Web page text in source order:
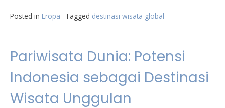
Posted in Eropa Tagged destinasi wisata global
Pariwisata Dunia: Potensi
Indonesia sebagai Destinasi
Wisata Unggulan